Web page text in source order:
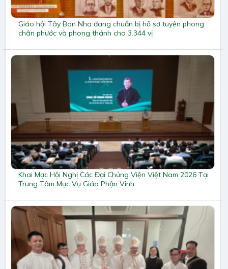
Giáo hội Tây Ban Nha đang chuẩn bị hồ sơ tuyên phong
chân phước và phong thánh cho 3.344 vị
Khai Mạc Hội Nghị Các Đại Chủng Viện Việt Nam 2026 Tại
Trung Tâm Mục Vụ Giáo Phận Vinh